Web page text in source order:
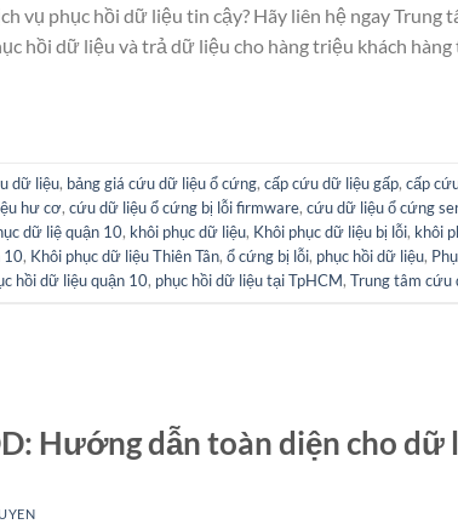
vụ phục hồi dữ liệu tin cậy? Hãy liên hệ ngay Trung
hồi dữ liệu và trả dữ liệu cho hàng triệu khách
dữ liệu, bảng giá cứu dữ liệu ổ cứng, cấp cứu dữ liệu gấp, cấp
hư cơ, cứu dữ liệu ổ cứng bị lỗi firmware, cứu dữ liệu ổ cứng
dữ liệ quận 10, khôi phục dữ liệu, Khôi phục dữ liệu bị lỗi, khôi
10, Khôi phục dữ liệu Thiên Tân, ổ cứng bị lỗi, phục hồi dữ liệu,
hồi dữ liệu quận 10, phục hồi dữ liệu tại TpHCM, Trung tâm cứu
Hướng dẫn toàn diện cho dữ